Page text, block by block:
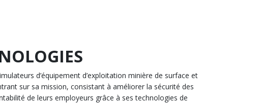
d’équipement d’exploitation minière de surface et
sur sa mission, consistant à améliorer la sécurité des
de leurs employeurs grâce à ses technologies de